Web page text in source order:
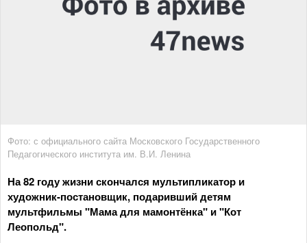
Фото: с официального сайта Московского Государственного
Педагогического института им. В.И. Ленина
На 82 году жизни скончался мультипликатор и
художник-постановщик, подаривший детям
мультфильмы "Мама для мамонтёнка" и "Кот
Леопольд".